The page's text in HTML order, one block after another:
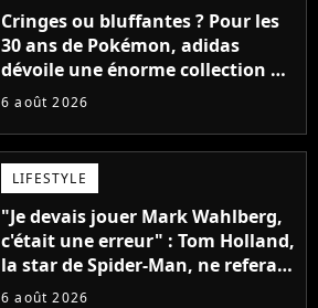
Cringes ou bluffantes ? Pour les
30 ans de Pokémon, adidas
dévoile une énorme collection de
sneakers et je ne sais pas quoi en
6 août 2026
LIFESTYLE
"Je devais jouer Mark Wahlberg,
c'était une erreur" : Tom Holland,
la star de Spider-Man, ne referait
pas ce blockbuster
6 août 2026